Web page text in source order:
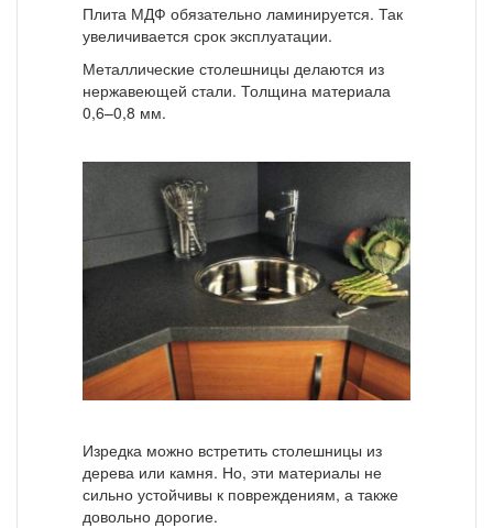
Плита МДФ обязательно ламинируется. Так
увеличивается срок эксплуатации.
Металлические столешницы делаются из
нержавеющей стали. Толщина материала
0,6–0,8 мм.
Изредка можно встретить столешницы из
дерева или камня. Но, эти материалы не
сильно устойчивы к повреждениям, а также
довольно дорогие.